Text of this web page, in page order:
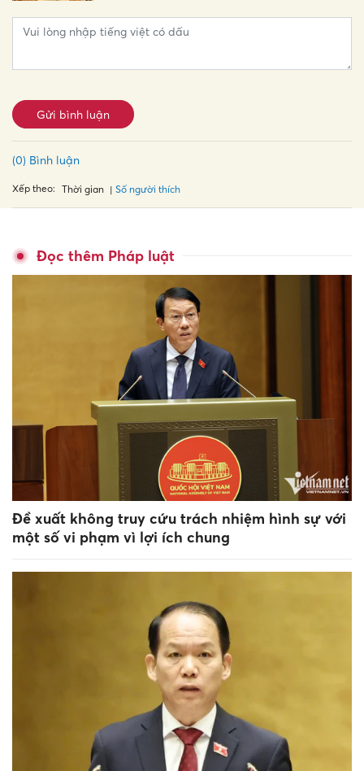
Gửi bình luận
(0) Bình luận
Xếp theo: Thời gian Số người thích
Đọc thêm Pháp luật
Đề xuất không truy cứu trách nhiệm hình sự với
một số vi phạm vì lợi ích chung